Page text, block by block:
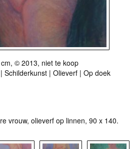
© 2013, niet te koop
Schilderkunst | Olieverf | Op doek
vrouw, olieverf op linnen, 90 x 140.